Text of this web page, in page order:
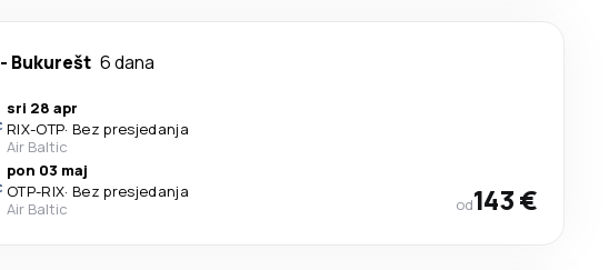
- Bukurešt 6 dana
sri 28 apr
RIX-OTP· Bez presjedanja
Air Baltic
pon 03 maj
OTP-RIX· Bez presjedanja
Air Baltic
od143 €